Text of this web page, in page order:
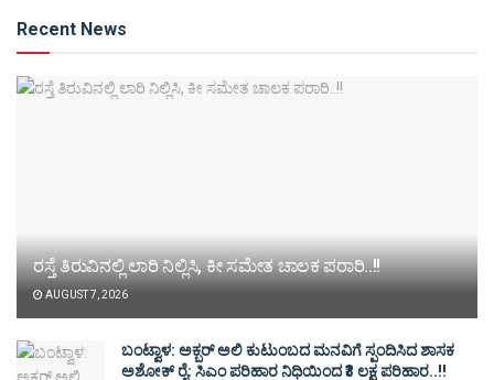
Recent News
ರಸ್ತೆ ತಿರುವಿನಲ್ಲಿ ಲಾರಿ ನಿಲ್ಲಿಸಿ, ಕೀ ಸಮೇತ ಚಾಲಕ ಪರಾರಿ..!!
AUGUST 7, 2026
ಬಂಟ್ವಾಳ: ಅಕ್ಬರ್ ಅಲಿ ಕುಟುಂಬದ ಮನವಿಗೆ ಸ್ಪಂದಿಸಿದ ಶಾಸಕ
ಅಶೋಕ್ ರೈ: ಸಿಎಂ ಪರಿಹಾರ ನಿಧಿಯಿಂದ ₹3 ಲಕ್ಷ ಪರಿಹಾರ..!!